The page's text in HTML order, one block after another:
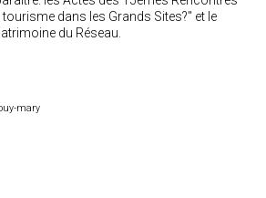
tourisme dans les Grands Sites?" et le
du Réseau.